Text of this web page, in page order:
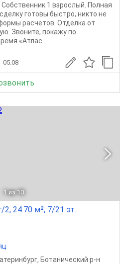
1 взрослый. Полная
готовы быстро, никто не
расчетов. Отделка от
Звоните, покажу по
05.08
1 из 10
2, 24.70 м², 7/21 эт.
, Ботанический р-н